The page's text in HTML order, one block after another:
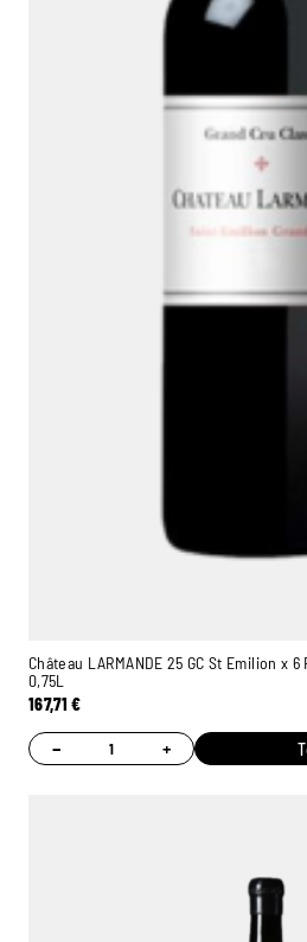
Château LARMANDE 25 GC St Emilion x
0,75L
167,71€
− +